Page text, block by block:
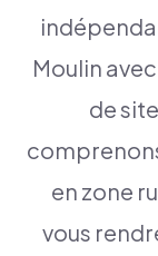
Moulin
de
en zone
vous